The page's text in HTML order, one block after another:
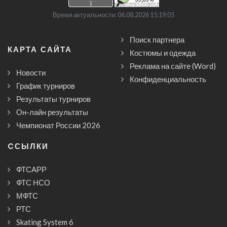
Время актуальности: 06.08.2026 15:19:05
КАРТА САЙТА
Новости
График турниров
Результаты турниров
Он-лайн результаты
Чемпионат России 2026
Поиск партнера
Костюмы и одежда
Реклама на сайте (Word)
Конфиденциальность
CСЫЛКИ
ФТСАРР
ФТС НСО
МФТС
РТС
Skating System 6